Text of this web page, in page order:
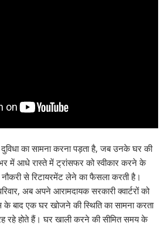
दुविधा का सामना करना पड़ता है, जब उनके घर की
में आधे रास्ते में ट्रांसफर को स्वीकार करने के
से रिटायरमेंट लेने का फैसला करती है।
अब अपने आरामदायक सरकारी क्वार्टरों को
बाद एक घर खोजने की स्थिति का सामना करता
रहे होते हैं। घर खाली करने की सीमित समय के